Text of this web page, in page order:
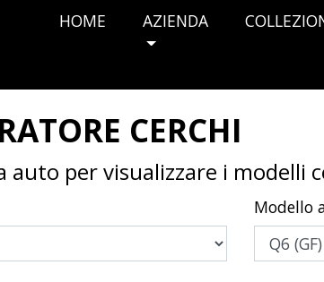
HOME AZIENDA
CERCHI
auto per visualizzare i modelli
Modello